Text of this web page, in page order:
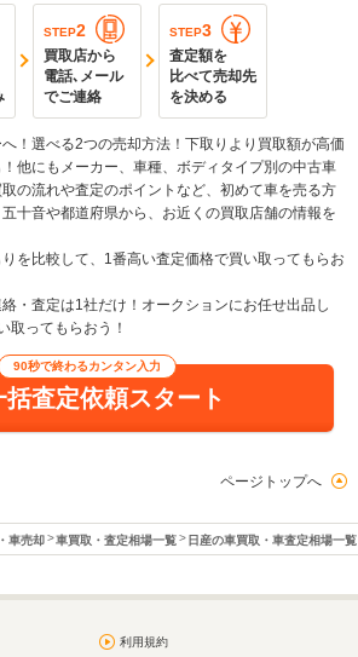
STEP2
買取店から
電話､メール
でご連絡
STEP3
査定額を
比べて売却先
を決める
！選べる2つの売却方法！下取りより買取額が高価
他にもメーカー、車種、ボディタイプ別の中古車
の流れや査定のポイントなど、初めて車を売る方
十音や都道府県から、お近くの買取店舗の情報を
りを比較して、1番高い査定価格で買い取ってもらお
絡・査定は1社だけ！オークションにお任せ出品し
取ってもらおう！
90秒で終わるカンタン入力
括査定依頼スタート
ページトップへ
車売却 車買取・査定相場一覧 日産の車買取・車査定相場一覧
利用規約